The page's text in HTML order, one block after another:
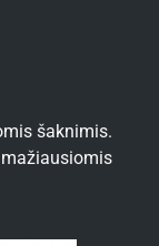
šaknimis.